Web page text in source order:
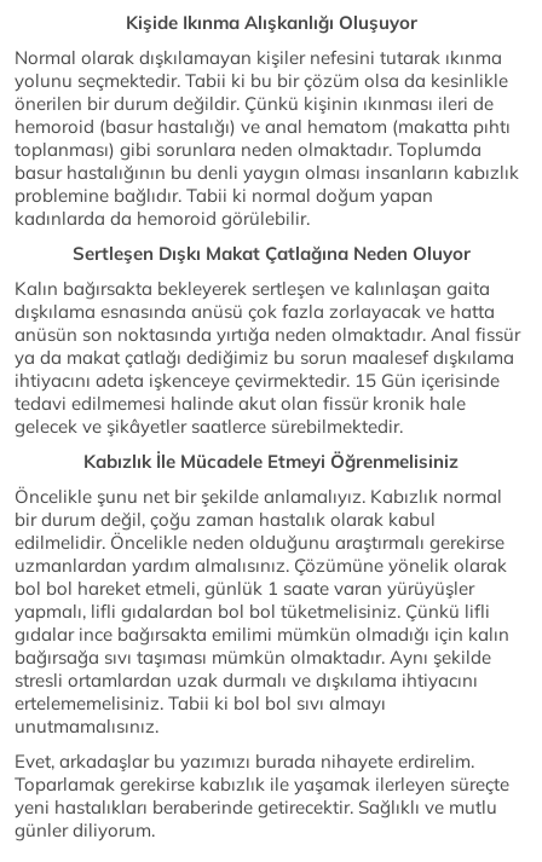
Kişide Ikınma Alışkanlığı Oluşuyor
Normal olarak dışkılamayan kişiler nefesini tutarak ıkınma
yolunu seçmektedir. Tabii ki bu bir çözüm olsa da kesinlikle
önerilen bir durum değildir. Çünkü kişinin ıkınması ileri de
hemoroid (basur hastalığı) ve anal hematom (makatta pıhtı
toplanması) gibi sorunlara neden olmaktadır. Toplumda
basur hastalığının bu denli yaygın olması insanların kabızlık
problemine bağlıdır. Tabii ki normal doğum yapan
kadınlarda da hemoroid görülebilir.
Sertleşen Dışkı Makat Çatlağına Neden Oluyor
Kalın bağırsakta bekleyerek sertleşen ve kalınlaşan gaita
dışkılama esnasında anüsü çok fazla zorlayacak ve hatta
anüsün son noktasında yırtığa neden olmaktadır. Anal fissür
ya da makat çatlağı dediğimiz bu sorun maalesef dışkılama
ihtiyacını adeta işkenceye çevirmektedir. 15 Gün içerisinde
tedavi edilmemesi halinde akut olan fissür kronik hale
gelecek ve şikâyetler saatlerce sürebilmektedir.
Kabızlık İle Mücadele Etmeyi Öğrenmelisiniz
Öncelikle şunu net bir şekilde anlamalıyız. Kabızlık normal
bir durum değil, çoğu zaman hastalık olarak kabul
edilmelidir. Öncelikle neden olduğunu araştırmalı gerekirse
uzmanlardan yardım almalısınız. Çözümüne yönelik olarak
bol bol hareket etmeli, günlük 1 saate varan yürüyüşler
yapmalı, lifli gıdalardan bol bol tüketmelisiniz. Çünkü lifli
gıdalar ince bağırsakta emilimi mümkün olmadığı için kalın
bağırsağa sıvı taşıması mümkün olmaktadır. Aynı şekilde
stresli ortamlardan uzak durmalı ve dışkılama ihtiyacını
ertelememelisiniz. Tabii ki bol bol sıvı almayı
unutmamalısınız.
Evet, arkadaşlar bu yazımızı burada nihayete erdirelim.
Toparlamak gerekirse kabızlık ile yaşamak ilerleyen süreçte
yeni hastalıkları beraberinde getirecektir. Sağlıklı ve mutlu
günler diliyorum.